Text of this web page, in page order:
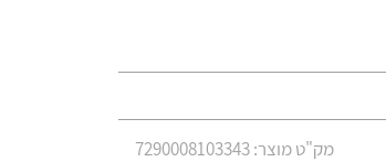
מק"ט מוצר: 7290008103343